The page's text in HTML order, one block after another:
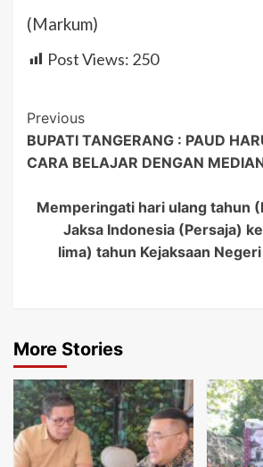
(Markum)
Post Views: 250
Post
Navigation
Previous
BUPATI TANGERANG : PAUD
CARA BELAJAR DENGAN
Memperingati hari ulang tahun
Jaksa Indonesia (Persaja)
lima) tahun Kejaksaan
More Stories